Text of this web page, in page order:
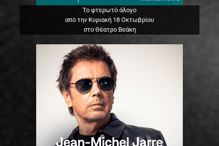
Το φτερωτό άλογο
από την Κυριακή 18 Οκτωβρίου
στο Θέατρο Βεάκη